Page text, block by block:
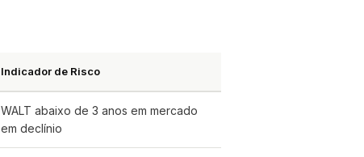
Indicador de Risco
WALT abaixo de 3 anos em mercado
em declínio